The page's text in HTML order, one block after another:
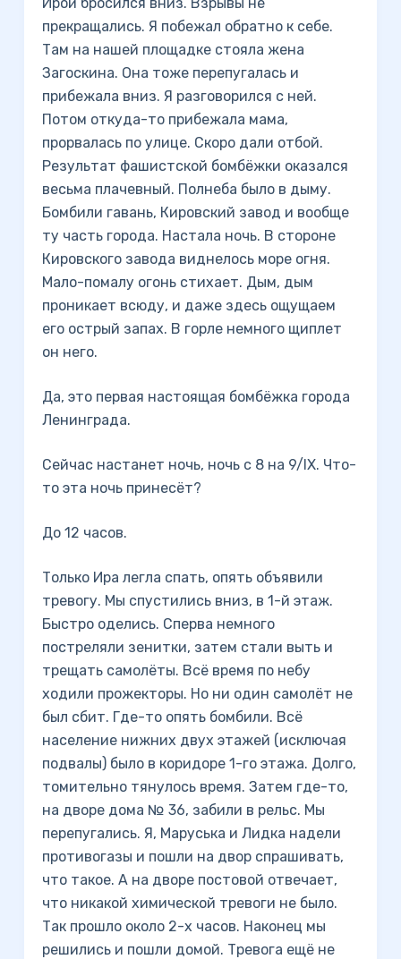
прекращались. Я побежал обратно к себе.
Там на нашей площадке стояла жена
Загоскина. Она тоже перепугалась и
прибежала вниз. Я разговорился с ней.
Потом откуда-то прибежала мама,
прорвалась по улице. Скоро дали отбой.
Результат фашистской бомбёжки оказался
весьма плачевный. Полнеба было в дыму.
Бомбили гавань, Кировский завод и вообще
ту часть города. Настала ночь. В стороне
Кировского завода виднелось море огня.
Мало-помалу огонь стихает. Дым, дым
проникает всюду, и даже здесь ощущаем
его острый запах. В горле немного щиплет
он него.
Да, это первая настоящая бомбёжка города
Ленинграда.
Сейчас настанет ночь, ночь с 8 на 9/IХ. Что-
то эта ночь принесёт?
До 12 часов.
Только Ира легла спать, опять объявили
тревогу. Мы спустились вниз, в 1-й этаж.
Быстро оделись. Сперва немного
постреляли зенитки, затем стали выть и
трещать самолёты. Всё время по небу
ходили прожекторы. Но ни один самолёт не
был сбит. Где-то опять бомбили. Всё
население нижних двух этажей (исключая
подвалы) было в коридоре 1-го этажа. Долго,
томительно тянулось время. Затем где-то,
на дворе дома № 36, забили в рельс. Мы
перепугались. Я, Маруська и Лидка надели
противогазы и пошли на двор спрашивать,
что такое. А на дворе постовой отвечает,
что никакой химической тревоги не было.
Так прошло около 2-х часов. Наконец мы
решились и пошли домой. Тревога ещё не